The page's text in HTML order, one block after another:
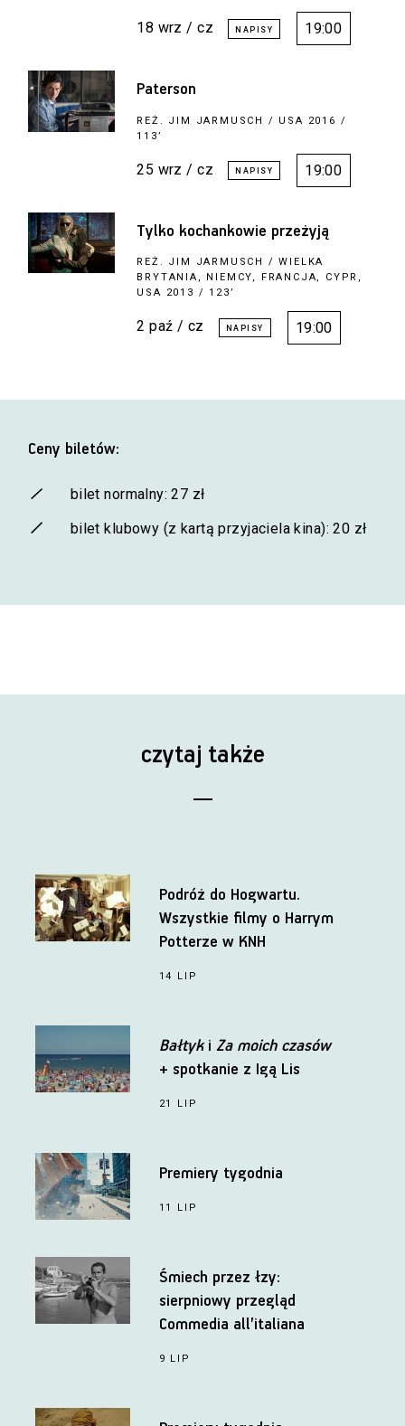
Ceny biletów:
bilet normalny: 27 zł
bilet klubowy (z kartą przyjaciela kina): 20 zł
18 wrz / cz 19:00
Paterson
REŻ. JIM JARMUSCH
/ USA 2016 /
113’
25 wrz / cz 19:00
Tylko kochankowie przeżyją
REŻ. JIM JARMUSCH
/ WIELKA
BRYTANIA, NIEMCY, FRANCJA, CYPR,
USA 2013 / 123’
2 paź / cz 19:00
czytaj także
Podróż do Hogwartu.
Wszystkie filmy o Harrym
Potterze w KNH
14 LIP
Bałtyki Za moich czasów
+ spotkanie z Igą Lis
21 LIP
Premiery tygodnia
11 LIP
Śmiech przez łzy:
sierpniowy przegląd
Commedia all’italiana
9 LIP